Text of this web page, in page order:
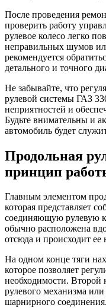
После проведения
проверить работу
рулевое колесо легко
неправильных шумов
рекомендуется
детального и точного
Не забывайте, что
рулевой системы ГАЗ
неприятностей и
Будьте внимательны и
автомобиль будет
Продольная
принцип
Главным элементом
которая представляет
соединяющую рулевую
обычно расположена
отсюда и происходит ее
На одном конце тяги
которое позволяет
необходимости. Второй
рулевого механизма
шарнирного соединения.